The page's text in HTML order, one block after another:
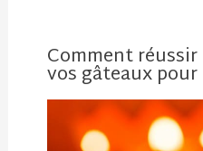
Comment
vos gâteaux pour